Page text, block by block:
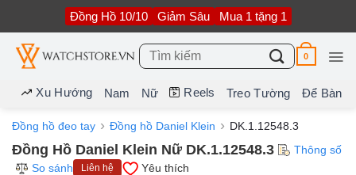
nội
dung
Đồng Hồ 10/10 Giảm Sâu Mua 1 tặng 1
Tìm
kiếm:
0
Xu Hướng Nam Nữ Reels Treo Tường Để Bàn
Đồng hồ đeo tay Đồng hồ Daniel Klein DK.1.12548.3
Đồng Hồ Daniel Klein Nữ DK.1.12548.3
Thông số
So sánh
Liên hệ Yêu thích